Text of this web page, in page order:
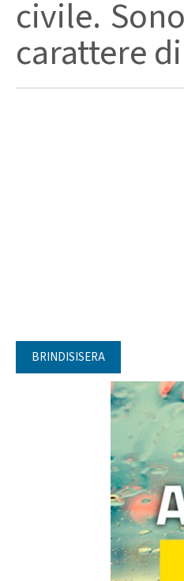
civile.
carattere
BRINDISISERA